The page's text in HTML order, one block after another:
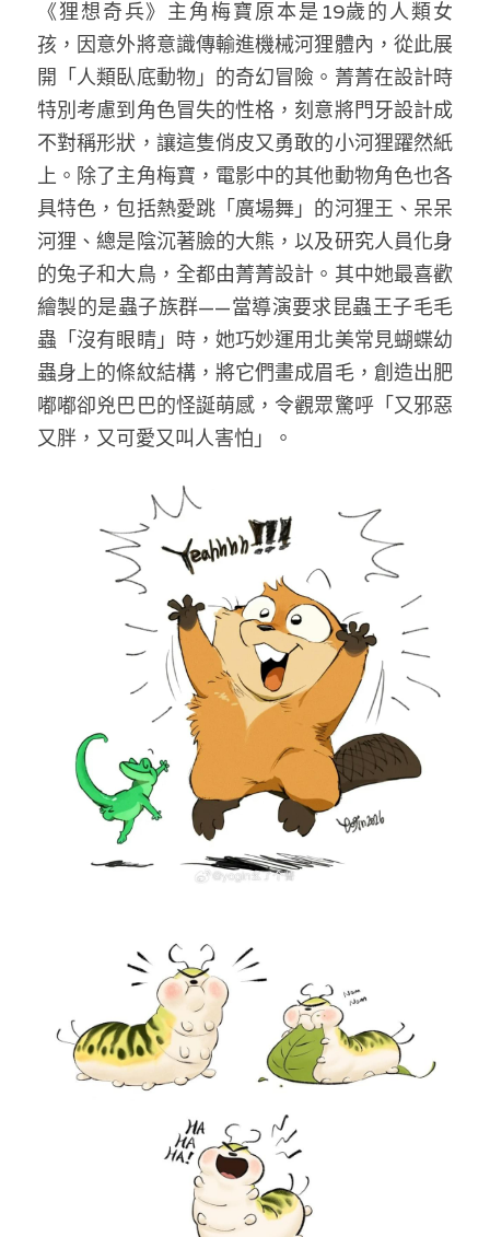
《狸想奇兵》主角梅寶原本是19歲的人類女
孩，因意外將意識傳輸進機械河狸體內，從此展
開「人類臥底動物」的奇幻冒險。菁菁在設計時
特別考慮到角色冒失的性格，刻意將門牙設計成
不對稱形狀，讓這隻俏皮又勇敢的小河狸躍然紙
上。除了主角梅寶，電影中的其他動物角色也各
具特色，包括熱愛跳「廣場舞」的河狸王、呆呆
河狸、總是陰沉著臉的大熊，以及研究人員化身
的兔子和大鳥，全都由菁菁設計。其中她最喜歡
繪製的是蟲子族群——當導演要求昆蟲王子毛毛
蟲「沒有眼睛」時，她巧妙運用北美常見蝴蝶幼
蟲身上的條紋結構，將它們畫成眉毛，創造出肥
嘟嘟卻兇巴巴的怪誕萌感，令觀眾驚呼「又邪惡
又胖，又可愛又叫人害怕」。